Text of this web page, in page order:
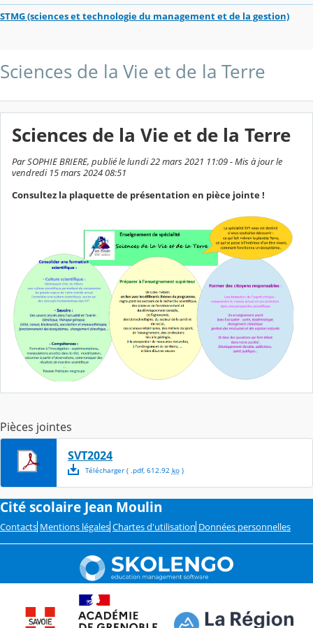
STMG (sciences et technologie du management et de la gestion)
Sciences de la Vie et de la Terre
Sciences de la Vie et de la Terre
Par SOPHIE BRIERE, publié le lundi 22 mars 2021 11:09 - Mis à jour le
vendredi 15 mars 2024 08:51
Consultez la plaquette de présentation en pièce jointe !
Pièces jointes
SVT2024
Télécharger( .pdf, 612.92 ko)
Cité scolaire Jean Moulin
Contacts Mentions légales Chartes d'utilisation Données personnelles